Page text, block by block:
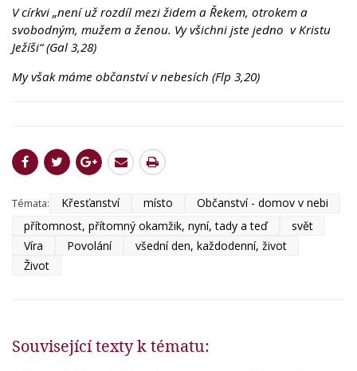
V církvi „není už rozdíl mezi židem a Řekem, otrokem a
svobodným, mužem a ženou. Vy všichni jste jedno v Kristu
Ježíši“ (Gal 3,28)
My však máme občanství v nebesích (Flp 3,20)
Témata: Křesťanství místo
Občanství - domov v nebi
přítomnost, přítomný okamžik, nyní, tady a teď
svět
Víra
Povolání
všední den, každodenní, život
Život
Související texty k tématu: